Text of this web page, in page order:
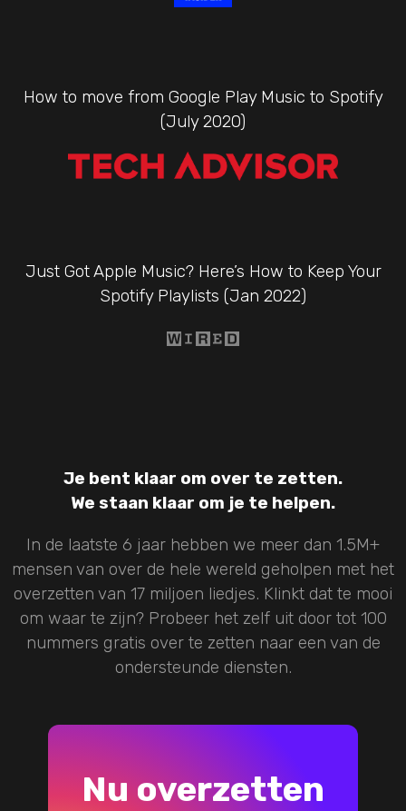
How to move from Google Play Music to Spotify
(July 2020)
Just Got Apple Music? Here’s How to Keep Your
Spotify Playlists (Jan 2022)
Je bent klaar om over te zetten.
We staan klaar om je te helpen.
In de laatste 6 jaar hebben we meer dan 1.5M+
mensen van over de hele wereld geholpen met het
overzetten van 17 miljoen liedjes. Klinkt dat te mooi
om waar te zijn? Probeer het zelf uit door tot 100
nummers gratis over te zetten naar een van de
ondersteunde diensten.
Nu overzetten